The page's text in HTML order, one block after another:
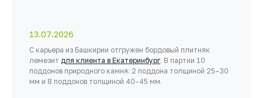
13.07.2026
С карьера из Башкирии отгружен бордовый плитняк
лемезит для клиента в Екатеринбург. В партии 10
поддонов природного камня: 2 поддона толщиной 25–30
мм и 8 поддонов толщиной 40–45 мм.